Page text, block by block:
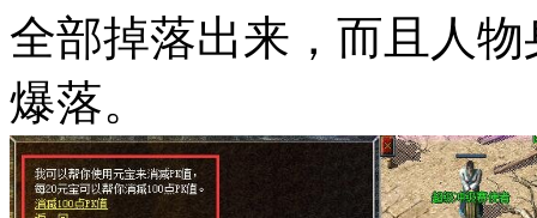
全部掉落出来，而且人
爆落。